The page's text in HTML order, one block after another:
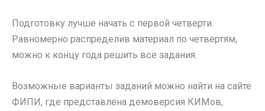
Подготовку лучше начать с первой четверти.
Равномерно распределив материал по четвертям,
можно к концу года решить все задания.
Возможные варианты заданий можно найти на сайте
ФИПИ, где представлена демоверсия КИМов,